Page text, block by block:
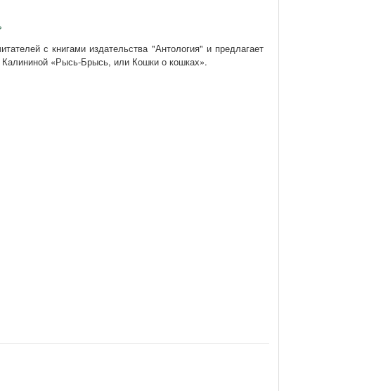
с книгами издательства "Антология" и предлагает
Калининой «Рысь-Брысь, или Кошки о кошках».